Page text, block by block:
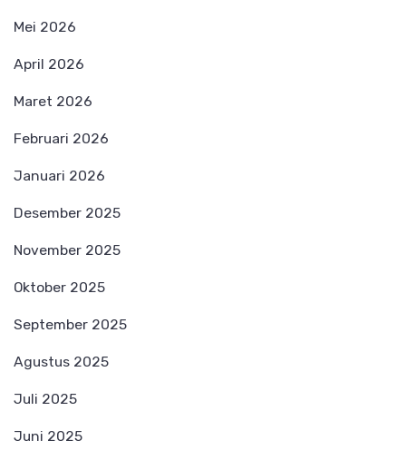
Mei 2026
April 2026
Maret 2026
Februari 2026
Januari 2026
Desember 2025
November 2025
Oktober 2025
September 2025
Agustus 2025
Juli 2025
Juni 2025